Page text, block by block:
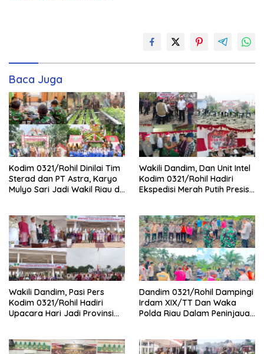
Baca Juga
Kodim 0321/Rohil Dinilai Tim
Sterad dan PT Astra, Karyo
Mulyo Sari Jadi Wakil Riau di
Wakili Dandim, Dan Unit Intel
Kodim 0321/Rohil Hadiri
Ekspedisi Merah Putih Presisi
Wakili Dandim, Pasi Pers
Kodim 0321/Rohil Hadiri
Upacara Hari Jadi Provinsi
Dandim 0321/Rohil Dampingi
Irdam XIX/TT Dan Waka
Polda Riau Dalam Peninjauan